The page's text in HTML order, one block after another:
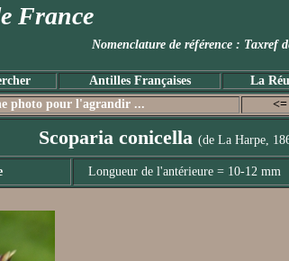
France
Nomenclature de référence :
Antilles Françaises La
photo pour l'agrandir ... <=
Scoparia conicella (de La Harpe,
Longueur de l'antérieure = 10-12 mm